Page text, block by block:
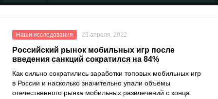
Наши исследования 25 апреля, 2022
Российский рынок мобильных игр после
введения санкций сократился на 84%
Как сильно сократились заработки топовых мобильных игр
в России и насколько значительно упали объемы
отечественного рынка мобильных развлечений с конца